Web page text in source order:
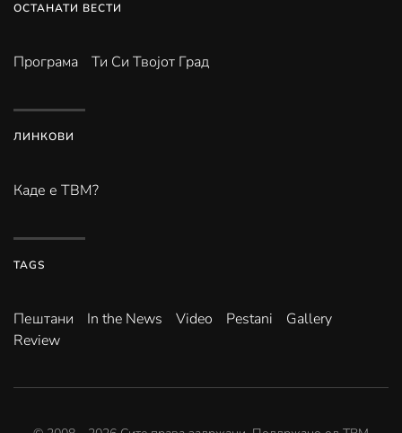
ОСТАНАТИ ВЕСТИ
Програма Ти Си Твојот Град
ЛИНКОВИ
Каде е ТВМ?
TAGS
Пештани In the News Video Pestani
Gallery
Review